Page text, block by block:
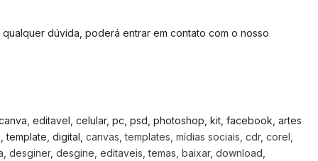
dúvida, poderá entrar em contato com o nosso
editavel, celular, pc, psd, photoshop, kit, facebook, artes
digital, canvas, templates, mídias sociais, cdr, corel,
desginer, desgine, editaveis, temas, baixar, download,